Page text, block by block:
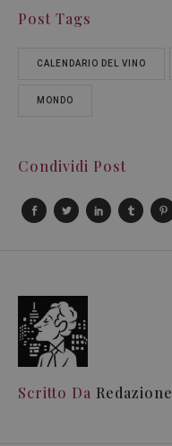
Post Tags
CALENDARIO DEL VINO
MONDO
Condividi Post
Scritto Da Redazione